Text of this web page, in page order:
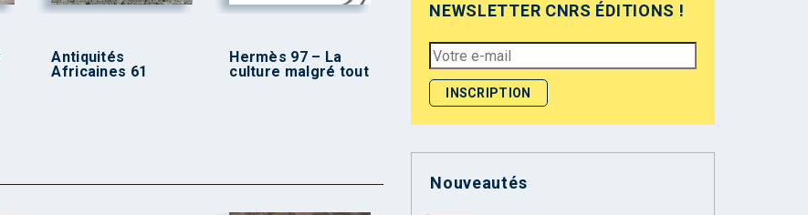
Antiquités
Africaines 61
Hermès 97 – La
culture malgré tout
NEWSLETTER CNRS ÉDITIONS !
Nouveautés